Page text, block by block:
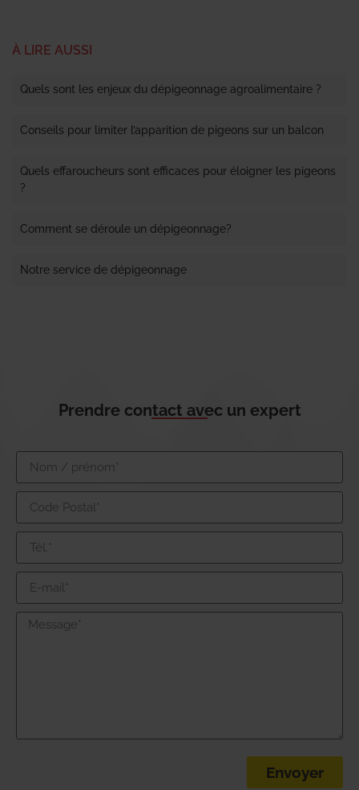
À LIRE AUSSI
Quels sont les enjeux du dépigeonnage agroalimentaire ?
Conseils pour limiter l’apparition de pigeons sur un balcon
Quels effaroucheurs sont efficaces pour éloigner les pigeons
?
Comment se déroule un dépigeonnage?
Notre service de dépigeonnage
Prendre contact avec un expert
Envoyer